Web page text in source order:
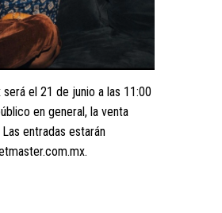
el 21 de junio a las 11:00
en general, la venta
entradas estarán
.